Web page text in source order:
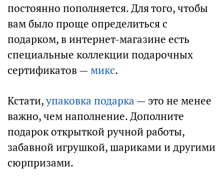
постоянно пополняется. Для того, чтобы
вам было проще определиться с
подарком, в интернет-магазине есть
специальные коллекции подарочных
сертификатов —микс.
Кстати,упаковка подарка — это не менее
важно, чем наполнение. Дополните
подарок открыткой ручной работы,
забавной игрушкой, шариками и другими
сюрпризами.